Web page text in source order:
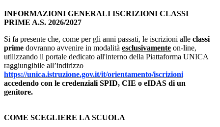
INFORMAZIONI GENERALI ISCRIZIONI CLASSI
PRIME A.S. 2026/2027
Si fa presente che, come per gli anni passati, le iscrizioni alle classi
prime dovranno avvenire in modalità esclusivamente on-line,
utilizzando il portale dedicato all'interno della Piattaforma UNICA
raggiungibile all’indirizzo
https://unica.istruzione.gov.it/it/orientamento/iscrizioni
accedendo con le credenziali SPID, CIE o eIDAS di un
genitore.
COME SCEGLIERE LA SCUOLA